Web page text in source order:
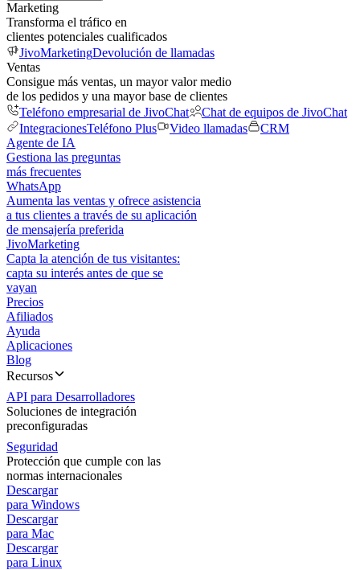
Marketing
Transforma el tráfico en
clientes potenciales cualificados
JivoMarketingDevolución de llamadas
Ventas
Consigue más ventas, un mayor valor medio
de los pedidos y una mayor base de clientes
Teléfono empresarial de JivoChat
Chat de equipos de JivoChat
IntegracionesTeléfono Plus Video llamadas
CRM
Agente de IA
Gestiona las preguntas
más frecuentes
WhatsApp
Aumenta las ventas y ofrece asistencia
a tus clientes a través de su aplicación
de mensajería preferida
JivoMarketing
Capta la atención de tus visitantes:
capta su interés antes de que se
vayan
Precios
Afiliados
Ayuda
Aplicaciones
Blog
Recursos
API para Desarrolladores
Soluciones de integración
preconfiguradas
Seguridad
Protección que cumple con las
normas internacionales
Descargar
para Windows
Descargar
para Mac
Descargar
para Linux